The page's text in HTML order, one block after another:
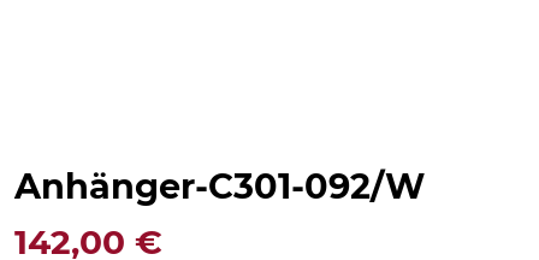
Anhänger-C301-092/W
142,00 €